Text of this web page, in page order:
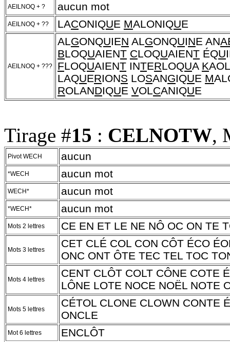
AEILNOQ + ? aucun mot
AEILNOQ + ?? LACONIQUE MALONIQUE
AEILNOQ + ???
ALGONQUIEN ALGONQUINE AN
BLOQUAIENT CLOQUAIENT ÉQU
FLOQUAIENT INTERLOQUA K
LAQUERIONS LOSANGIQUE M
ROLANDIQUE VOLCANIQUE
Tirage #15 : CELNOTW,
Pivot WECH aucun
*WECH aucun mot
WECH* aucun mot
*WECH* aucun mot
Mots 2 lettres CE EN ET LE NE NÔ OC ON TE
Mots 3 lettres
CET CLÉ COL CON CÔT ÉCO
ONC ONT ÔTE TEC TEL TOC
Mots 4 lettres
CENT CLÔT COLT CÔNE COTE
LÔNE LOTE NOCE NOËL NOTE
Mots 5 lettres
CÉTOL CLONE CLOWN CONTE
ONCLE
Mot 6 lettres ENCLÔT